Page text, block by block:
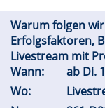
Warum folgen
Erfolgsfaktoren,
Livestream mit
Wann:
ab Di.
Wo: